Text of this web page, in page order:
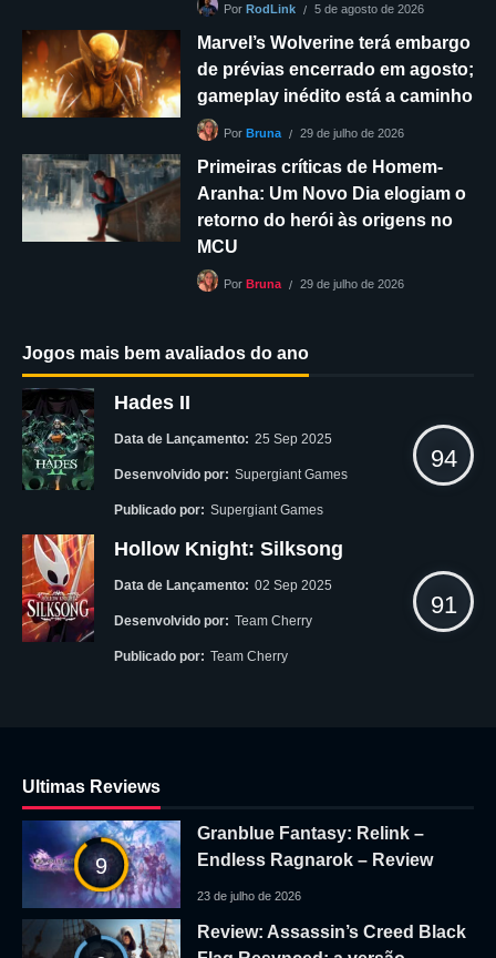
Por RodLink 5 de agosto de 2026
Marvel’s Wolverine terá embargo
de prévias encerrado em agosto;
gameplay inédito está a caminho
Por Bruna 29 de julho de 2026
Primeiras críticas de Homem-
Aranha: Um Novo Dia elogiam o
retorno do herói às origens no
MCU
Por Bruna 29 de julho de 2026
Jogos mais bem avaliados do ano
Hades II
Data de Lançamento: 25 Sep 2025
Desenvolvido por: Supergiant Games
Publicado por: Supergiant Games
94
Hollow Knight: Silksong
Data de Lançamento: 02 Sep 2025
Desenvolvido por: Team Cherry
Publicado por: Team Cherry
91
Ultimas Reviews
9
Granblue Fantasy: Relink –
Endless Ragnarok – Review
23 de julho de 2026
Review: Assassin’s Creed Black